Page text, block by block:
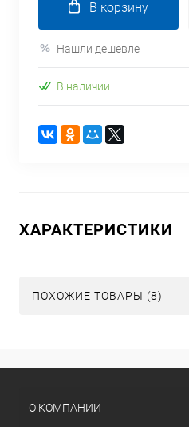
В корзину
Нашли дешевле
В наличии
ХАРАКТЕРИСТИКИ
ПОХОЖИЕ ТОВАРЫ (8)
О КОМПАНИИ